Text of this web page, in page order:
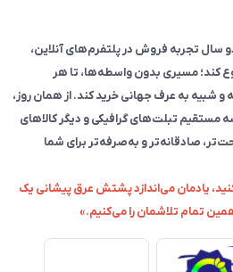
مهر ۱۴۰۰، بعد از دو سال تجربه فروش در پلتفرم‌های آنلاین،
کند؛ مسیری بدون واسطه‌ها، تا هر
شبیه به عرف جهانی خرید کند. از همان روز،
مستقیم تبلت‌های گرافیکی و دیگر کالاهای
صادقانه‌تر و به‌صرفه‌تر برای شما
یادمان می‌اندازد پشتش عرق پیشانی یک
تمام تلاشمان را می‌کنیم.»